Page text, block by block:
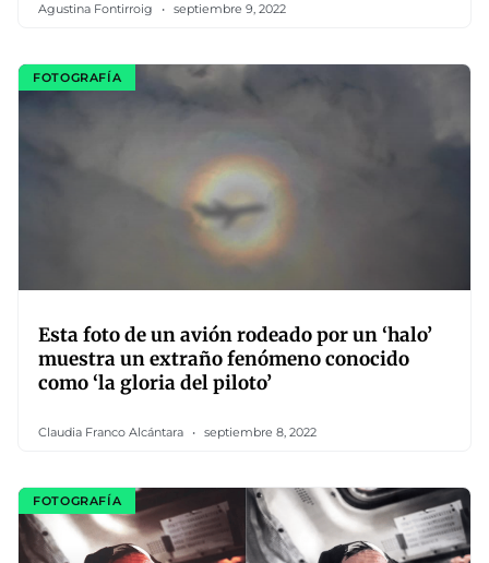
Agustina Fontirroig septiembre 9, 2022
FOTOGRAFÍA
Esta foto de un avión rodeado por un ‘halo’
muestra un extraño fenómeno conocido
como ‘la gloria del piloto’
Claudia Franco Alcántara septiembre 8, 2022
FOTOGRAFÍA